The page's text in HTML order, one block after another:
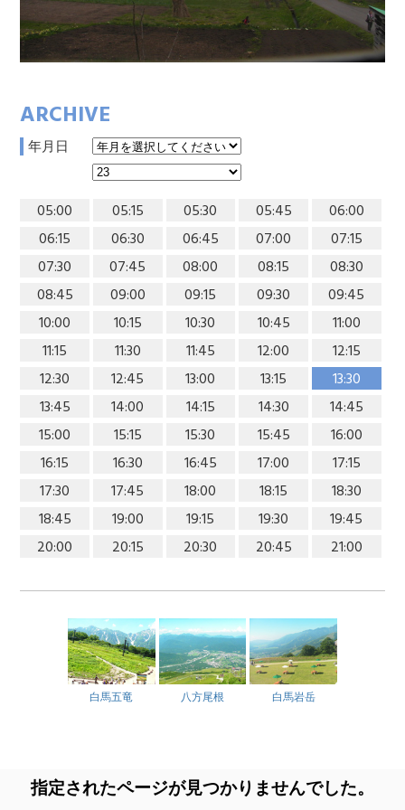
ARCHIVE
年月日
05:00 05:15 05:30 05:45
06:00
06:15
06:30 06:45 07:00
07:15
07:30
07:45 08:00 08:15
08:30
08:45
09:00 09:15 09:30
09:45
10:00
10:15 10:30 10:45
11:00
11:15
11:30 11:45 12:00
12:15
12:30
12:45 13:00 13:15
13:30
13:45
14:00 14:15 14:30
14:45
15:00
15:15 15:30 15:45
16:00
16:15
16:30 16:45 17:00
17:15
17:30
17:45 18:00 18:15
18:30
18:45
19:00 19:15 19:30
19:45
20:00
20:15 20:30 20:45 21:00
白馬五竜 八方尾根 白馬岩岳